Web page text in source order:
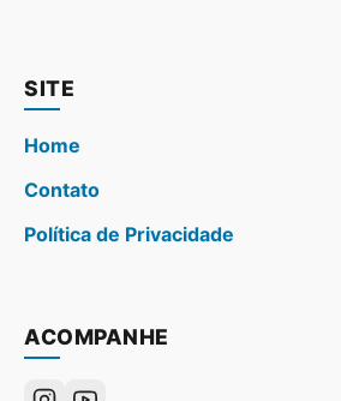
SITE
Home
Contato
Política de Privacidade
ACOMPANHE